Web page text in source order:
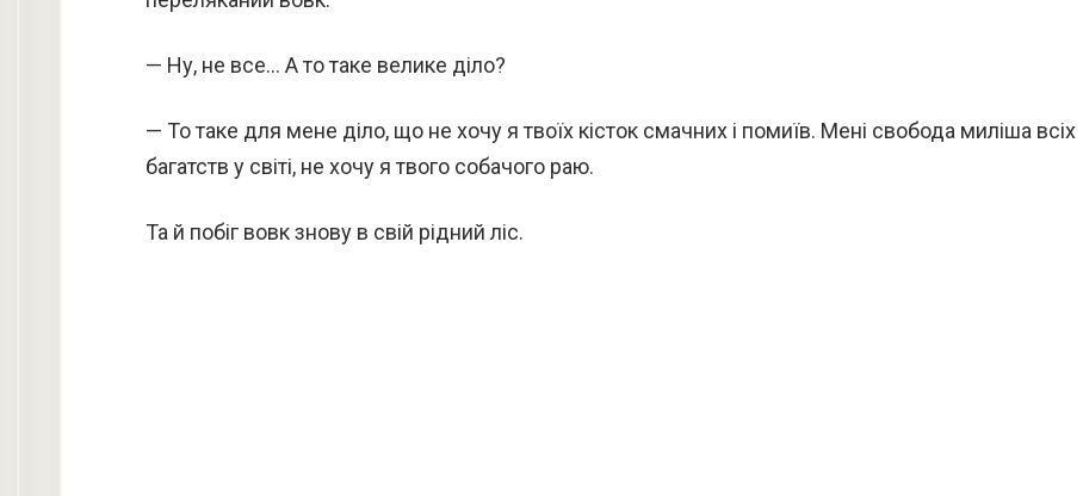
— Ну, не все… А то таке велике діло?
— То таке для мене діло, що не хочу я твоїх кісток смачних і помиїв. Мені свобода миліша всіх
багатств у світі, не хочу я твого собачого раю.
Та й побіг вовк знову в свій рідний ліс.